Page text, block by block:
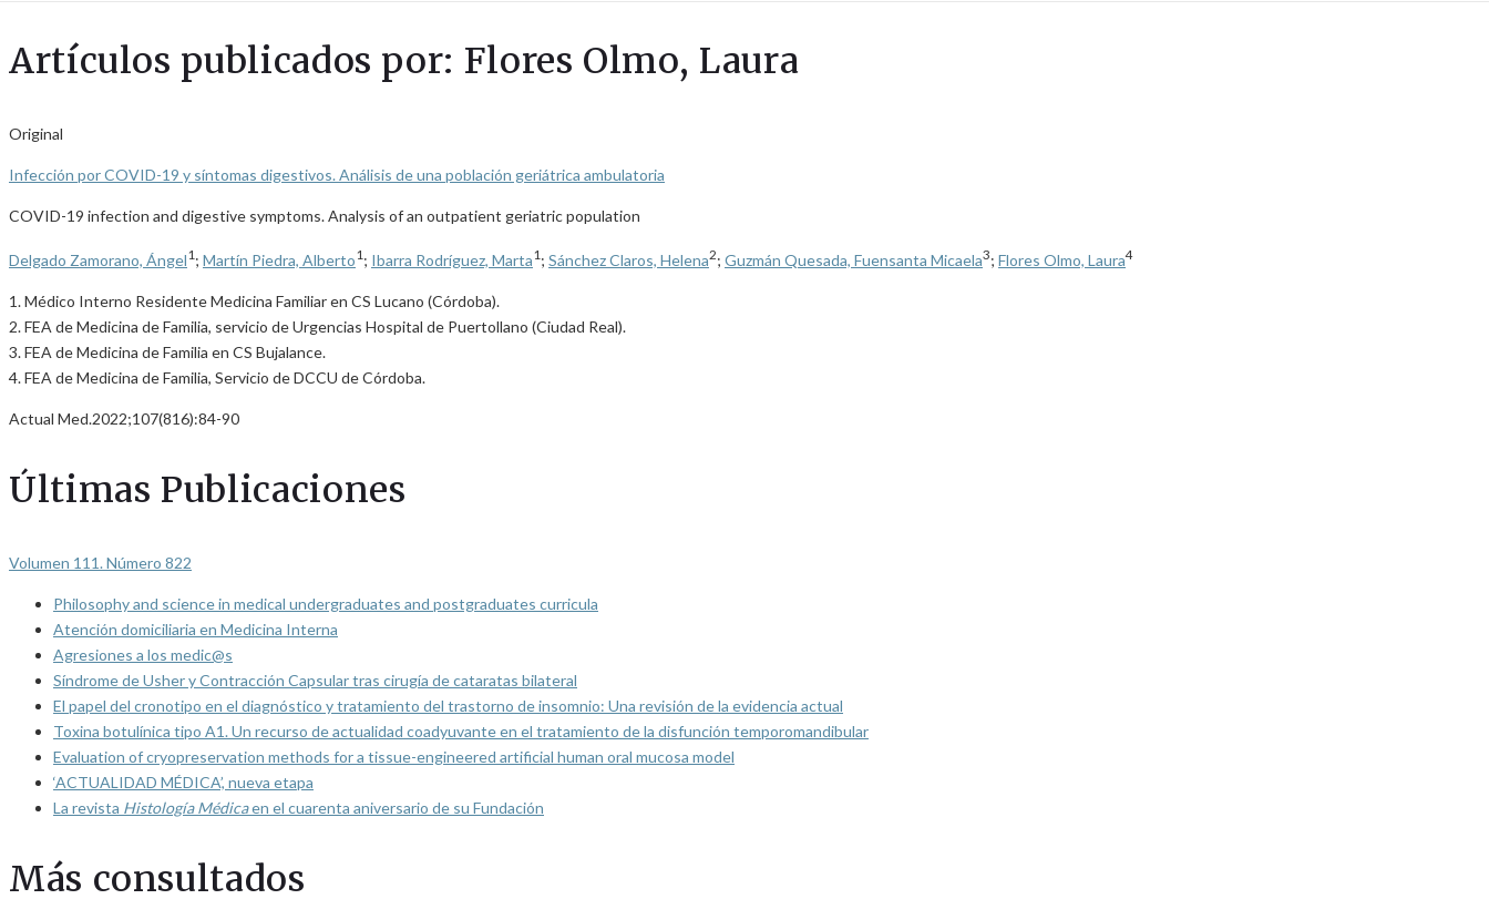
Artículos publicados por: Flores Olmo, Laura
Original
Infección por COVID-19 y síntomas digestivos. Análisis de una población geriátrica ambulatoria
COVID-19 infection and digestive symptoms. Analysis of an outpatient geriatric population
Delgado Zamorano, Ángel1 ; Martín Piedra, Alberto1 ; Ibarra Rodríguez, Marta1 ; Sánchez Claros, Helena2; Guzmán Quesada, Fuensanta Micaela3; Flores Olmo, Laura4
1. Médico Interno Residente Medicina Familiar en CS Lucano (Córdoba).
2. FEA de Medicina de Familia, servicio de Urgencias Hospital de Puertollano (Ciudad Real).
3. FEA de Medicina de Familia en CS Bujalance.
4. FEA de Medicina de Familia, Servicio de DCCU de Córdoba.
Actual Med.2022;107(816):84-90
Últimas Publicaciones
Volumen 111. Número 822
Philosophy and science in medical undergraduates and postgraduates curricula
Atención domiciliaria en Medicina Interna
Agresiones a los medic@s
Síndrome de Usher y Contracción Capsular tras cirugía de cataratas bilateral
El papel del cronotipo en el diagnóstico y tratamiento del trastorno de insomnio: Una revisión de la evidencia actual
Toxina botulínica tipo A1. Un recurso de actualidad coadyuvante en el tratamiento de la disfunción temporomandibular
Evaluation of cryopreservation methods for a tissue-engineered artificial human oral mucosa model
‘ACTUALIDAD MÉDICA’, nueva etapa
La revista Histología Médicaen el cuarenta aniversario de su Fundación
Más consultados